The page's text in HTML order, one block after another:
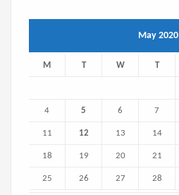
May 2020
M T W T
4 5 6 7
11 12 13 14
18 19 20 21
25 26 27 28